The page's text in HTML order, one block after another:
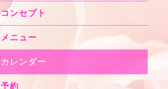
コンセプト
メニュー
カレンダー
予約